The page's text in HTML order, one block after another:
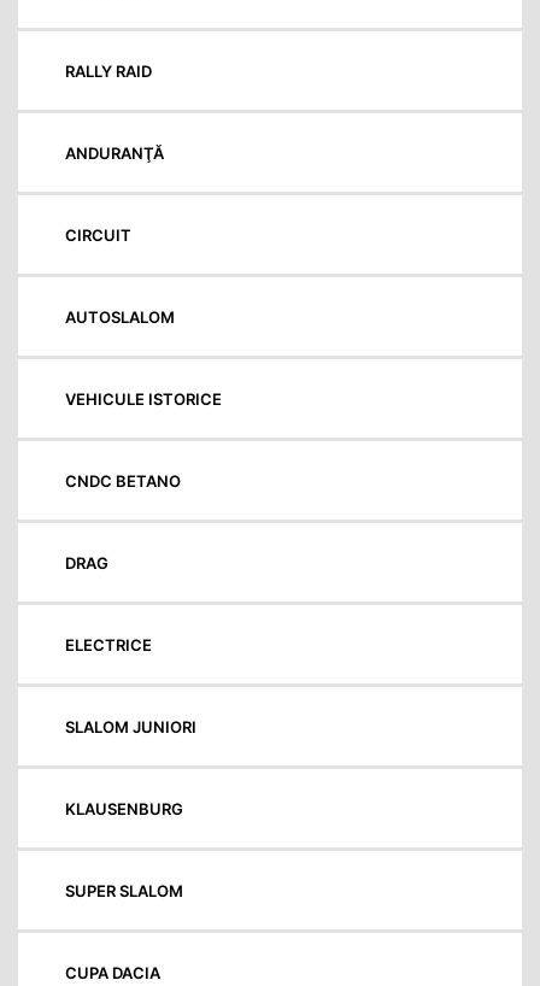
RALLY RAID
ANDURANŢĂ
CIRCUIT
AUTOSLALOM
VEHICULE ISTORICE
CNDC BETANO
DRAG
ELECTRICE
SLALOM JUNIORI
KLAUSENBURG
SUPER SLALOM
CUPA DACIA